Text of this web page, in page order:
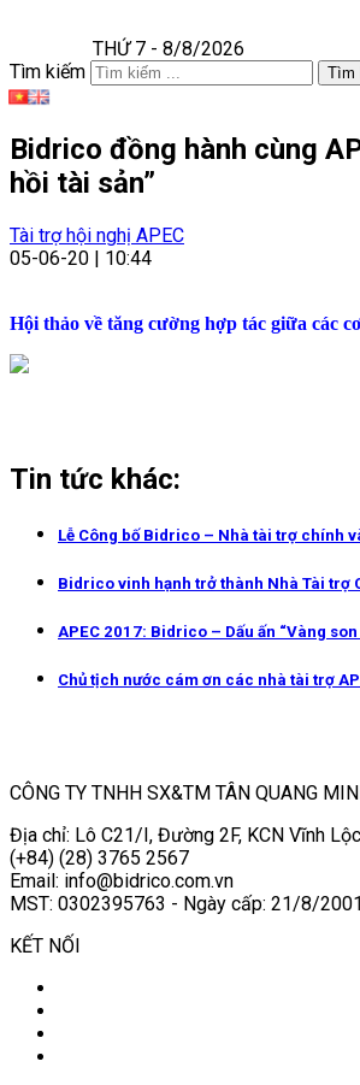
THỨ 7 - 8/8/2026
Tìm kiếm
Tìm
Bidrico đồng hành cùng
hồi tài sản”
Tài trợ hội nghị APEC
05-06-20 | 10:44
Hội thảo về tăng cường hợp tác giữa các
Tin tức khác:
Lễ Công bố Bidrico – Nhà tài trợ chính
Bidrico vinh hạnh trở thành Nhà Tài trợ
APEC 2017: Bidrico – Dấu ấn “Vàng
Chủ tịch nước cám ơn các nhà tài trợ
CÔNG TY TNHH SX&TM TÂN QUANG
Địa chỉ: Lô C21/I, Đường 2F, KCN Vĩnh
(+84) (28) 3765 2567
Email: info@bidrico.com.vn
MST: 0302395763 - Ngày cấp: 21/8/2001
KẾT NỐI